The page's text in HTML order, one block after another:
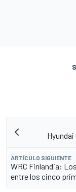
ARTÍCULO SIGUIENTE
WRC Finlandia:
entre los cinco